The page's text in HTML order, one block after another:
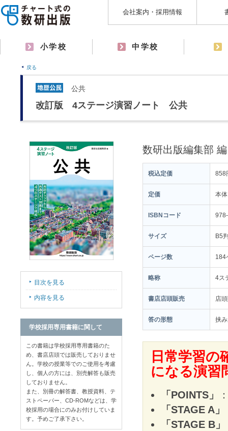
会社案内・採用情報
小学校 中学校
戻る
公共
改訂版 4ステージ演習ノート 公共
数研出版編集部 編
税込定価 858
定価 本
ISBNコード
サイズ B5
ページ数 184
略称 4ス
書店店頭販売 店
答の形態 挟
日常学習の
になる演習
「POINTS」
「STAGE A」
「STAGE B」
目次を見る
内容を見る
学校採用専用書籍に関して
この書籍は学校採用専用書籍のた
め、書店店頭では販売しておりませ
ん。学校の授業等でのご使用を考慮
し、個人の方には、別売解答も販売
しておりません。
また、別冊の解答書、教授資料、テ
ストペーパー、CD-ROMなどは、学
校採用の場合にのみお付けしていま
す。予めご了承下さい。